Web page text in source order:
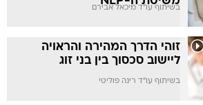
בשיתוף עו"ד מיכאל אבירם
זוהי הדרך המהירה והראויה
ליישוב סכסוך בין בני זוג
בשיתוף עו"ד רינה פוליטי